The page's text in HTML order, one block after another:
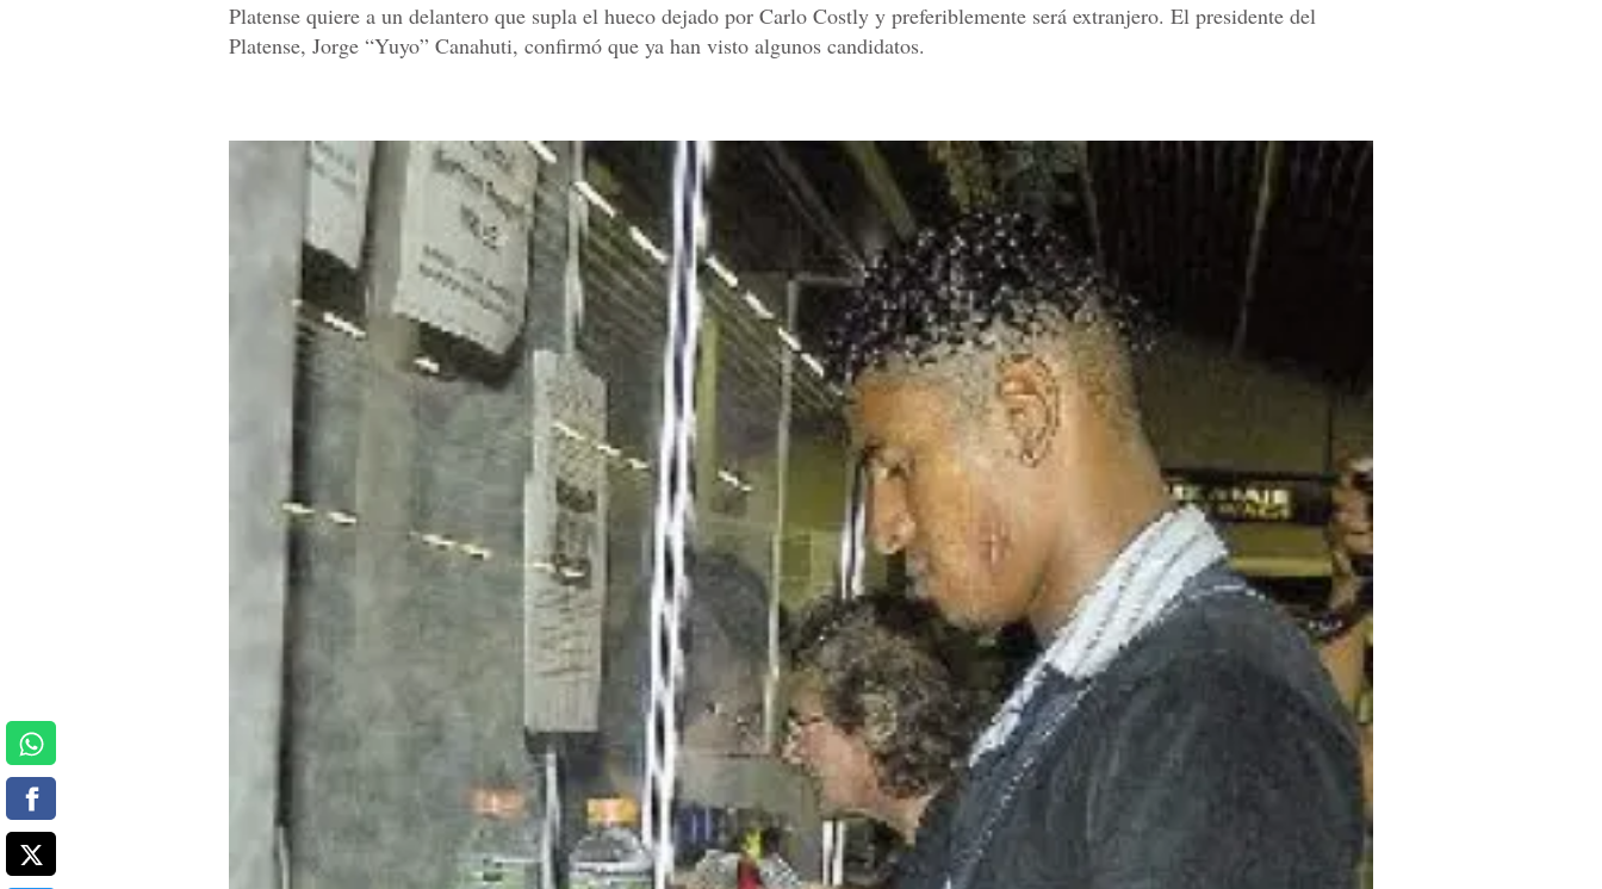
Platense quiere a un delantero que supla el hueco dejado por Carlo Costly y preferiblemente será extranjero. El presidente del
Platense, Jorge “Yuyo” Canahuti, confirmó que ya han visto algunos candidatos.